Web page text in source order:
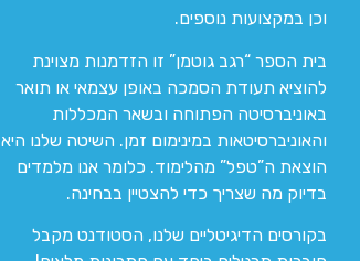
וכן במקצועות נוספים.
בית הספר “רגב גוטמן” זו הזדמנות מצוינת
להוציא תעודת הסמכה באופן עצמאי או תואר
באוניברסיטה הפתוחה ובשאר המכללות
והאוניברסיטאות במינימום זמן. השיטה שלנו היא
הוצאת ה”טפל” מהלימוד. כלומר אנו מלמדים
בדיוק מה שצריך כדי להצטיין בבחינה.
בקורסים הדיגיטליים שלנו, הסטודנט מקבל